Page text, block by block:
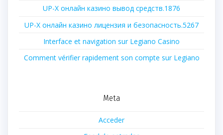
UP-X онлайн казино вывод средств.1876
UP-X онлайн казино лицензия и безопасность.5267
Interface et navigation sur Legiano Casino
Comment vérifier rapidement son compte sur Legiano
Meta
Acceder